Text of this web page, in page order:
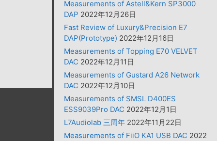
Measurements of Astell&Kern SP3000
DAP 2022年12月26日
Fast Review of Luxury&Precision E7
DAP(Prototype) 2022年12月16日
Measurements of Topping E70 VELVET
DAC 2022年12月11日
Measurements of Gustard A26 Network
DAC 2022年12月10日
Measurements of SMSL D400ES
ESS9039Pro DAC 2022年12月1日
L7Audiolab 三周年 2022年11月22日
Measurements of FiiO KA1 USB DAC 2022